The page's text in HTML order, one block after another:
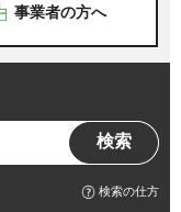
事業者の方へ
検索の仕方